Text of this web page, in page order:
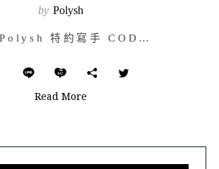
by Polysh
文/ Polysh 特約寫手 CODE JJ 這個畫面是不是與倫敦街角隨…
Read More